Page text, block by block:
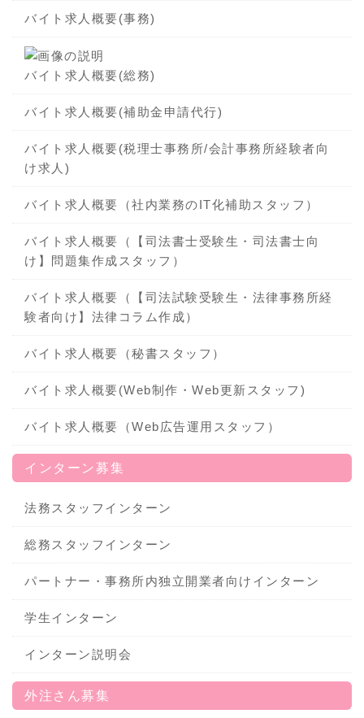
バイト求人概要(事務)
バイト求人概要(総務)
バイト求人概要(補助金申請代行)
バイト求人概要(税理士事務所/会計事務所経験者向
け求人)
バイト求人概要（社内業務のIT化補助スタッフ）
バイト求人概要（【司法書士受験生・司法書士向
け】問題集作成スタッフ）
バイト求人概要（【司法試験受験生・法律事務所経
験者向け】法律コラム作成）
バイト求人概要（秘書スタッフ）
バイト求人概要(Web制作・Web更新スタッフ)
バイト求人概要（Web広告運用スタッフ）
インターン募集
法務スタッフインターン
総務スタッフインターン
パートナー・事務所内独立開業者向けインターン
学生インターン
インターン説明会
外注さん募集